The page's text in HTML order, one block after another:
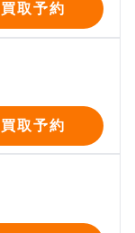
買取予約
買取予約